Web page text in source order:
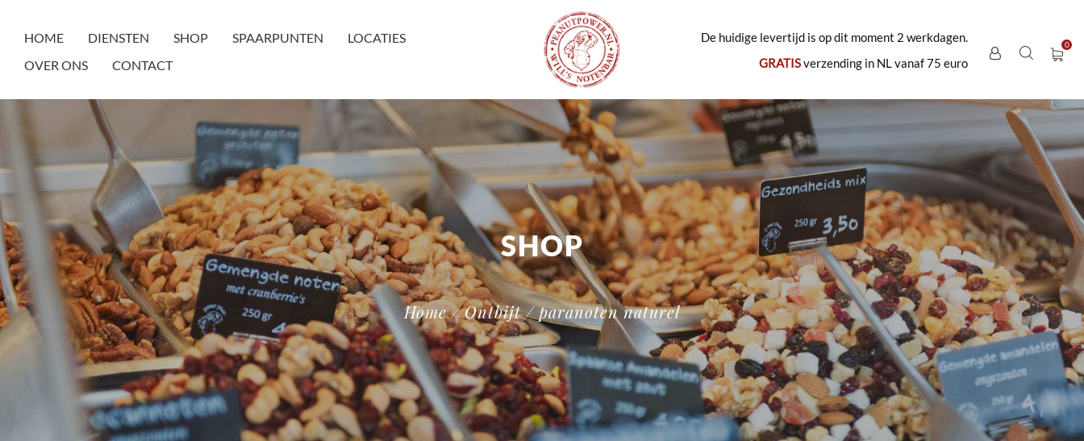
HOME DIENSTEN SHOP SPAARPUNTEN
LOCATIES
OVER ONS
CONTACT
De huidige levertijd is op dit moment 2 werkdagen.
GRATISverzending in NL vanaf 75 euro
SHOP
Home/Ontbijt/ paranoten naturel